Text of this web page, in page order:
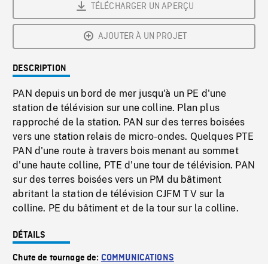
TÉLÉCHARGER UN APERÇU
AJOUTER À UN PROJET
DESCRIPTION
PAN depuis un bord de mer jusqu'à un PE d'une
station de télévision sur une colline. Plan plus
rapproché de la station. PAN sur des terres boisées
vers une station relais de micro-ondes. Quelques PTE
PAN d'une route à travers bois menant au sommet
d'une haute colline, PTE d'une tour de télévision. PAN
sur des terres boisées vers un PM du bâtiment
abritant la station de télévision CJFM TV sur la
colline. PE du bâtiment et de la tour sur la colline.
DÉTAILS
Chute de tournage de: COMMUNICATIONS